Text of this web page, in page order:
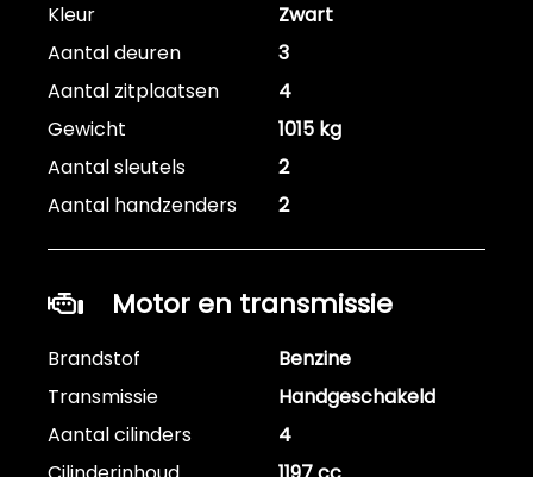
Kleur
Zwart
Aantal deuren
3
Aantal zitplaatsen
4
Gewicht
1015 kg
Aantal sleutels
2
Aantal handzenders
2
Motor en transmissie
Brandstof
Benzine
Transmissie
Handgeschakeld
Aantal cilinders
4